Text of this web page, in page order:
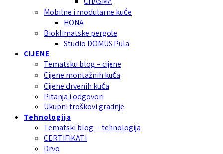
Mobilne i modularne kuće
HÖNA
Bioklimatske pergole
Studio DOMUS Pula
CIJENE
Tematsku blog – cijene
Cijene montažnih kuća
Cijene drvenih kuća
Pitanja i odgovori
Ukupni troškovi gradnje
Tehnologija
Tematski blog: – tehnologija
CERTIFIKATI
Drvo